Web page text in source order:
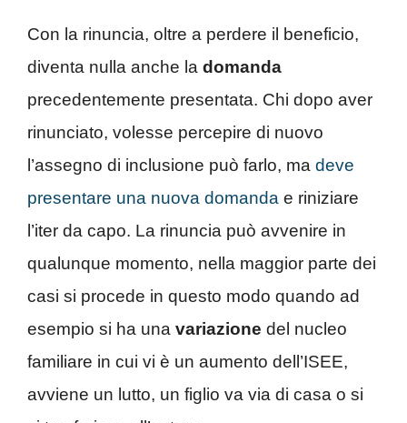
Con la rinuncia, oltre a perdere il beneficio,
diventa nulla anche la domanda
precedentemente presentata. Chi dopo aver
rinunciato, volesse percepire di nuovo
l’assegno di inclusione può farlo, ma deve
presentare una nuova domanda e riniziare
l’iter da capo. La rinuncia può avvenire in
qualunque momento, nella maggior parte dei
casi si procede in questo modo quando ad
esempio si ha una variazione del nucleo
familiare in cui vi è un aumento dell’ISEE,
avviene un lutto, un figlio va via di casa o si